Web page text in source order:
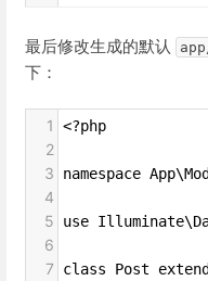
最后修改生成的默认
下：
1 <?php
2
3
namespace
4
5
use
6
7
class Post